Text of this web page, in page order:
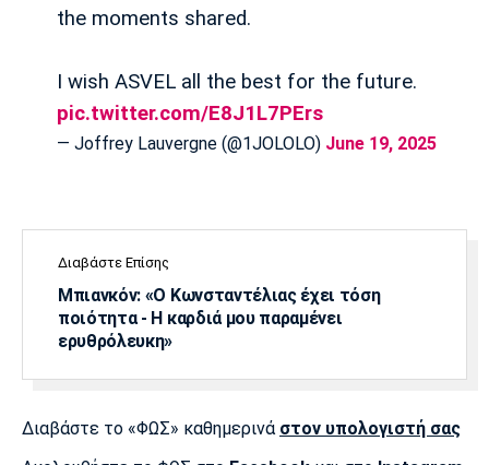
Ίντερ Μίλαν Μπάγερν
Ντόρτμουντ
Αστέρας
the moments shared.
I wish ASVEL all the best for the future.
pic.twitter.com/E8J1L7PErs
— Joffrey Lauvergne (@1JOLOLO) June 19, 2025
Διαβάστε Επίσης
Μπιανκόν: «Ο Κωνσταντέλιας έχει τόση
ποιότητα - Η καρδιά μου παραμένει
ερυθρόλευκη»
Διαβάστε το «ΦΩΣ» καθημερινά στον υπολογιστή σας